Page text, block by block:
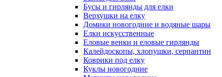
Бусы и гирлянды для елки
Верхушки на елку
Домики новогодние и водяные шары
Елки искусственные
Еловые венки и еловые гирлянды
Калейдоскопы, хлопушки, серпантин
Коврики под елку
Куклы новогодние